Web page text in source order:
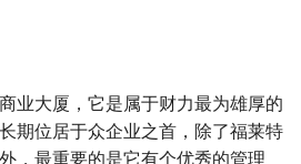
业大厦，它是属于财力最为雄厚的
期位居于众企业之首，除了福莱特
，最重要的是它有个优秀的管理